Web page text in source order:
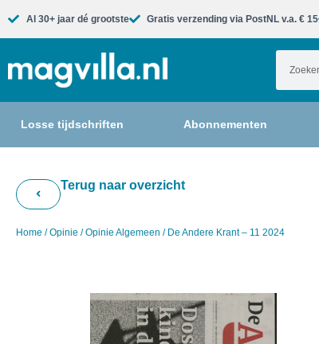
Al 30+ jaar dé grootste​ Gratis verzending via PostNL v.a. € 15
Losse tijdschriften Abonnementen
Terug naar overzicht
Home /Opinie /Opinie Algemeen / De Andere Krant – 11 2024